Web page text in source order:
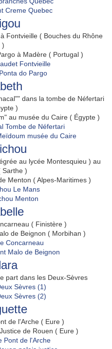
Fontvieille ( Bouches du Rhône
)
à Madère ( Portugal )
dans la tombe de Néfertari
)
au musée du Caire ( Égypte )
au lycée Montesquieu ) au
Sarthe )
Menton ( Alpes-Maritimes )
( Finistère )
de Beignon ( Morbihan )
part dans les Deux-Sèvres
de l'Arche ( Eure )
de Rouen ( Eure )